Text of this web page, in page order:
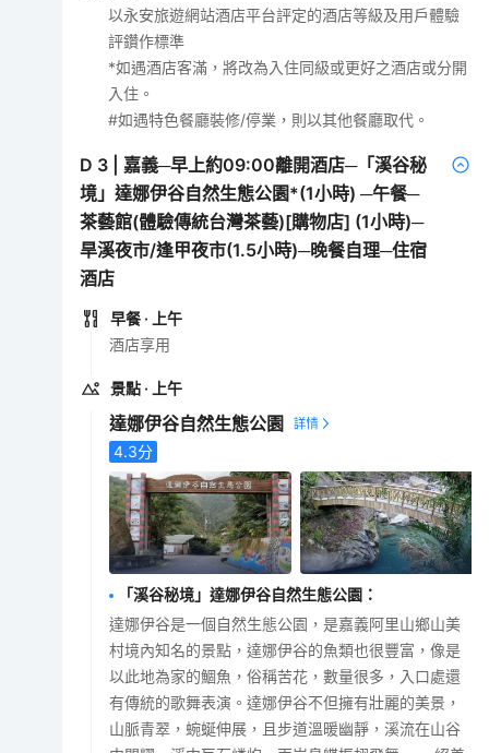
以永安旅遊網站酒店平台評定的酒店等級及用戶體驗
評鑽作標準
*如遇酒店客滿，將改為入住同級或更好之酒店或分開
入住。
#如遇特色餐廳裝修/停業，則以其他餐廳取代。
D 3
嘉義─早上約09:00離開酒店─「溪谷秘
境」達娜伊谷自然生態公園*(1小時) ─午餐─
茶藝館(體驗傳統台灣茶藝)[購物店] (1小時)─
旱溪夜市/逢甲夜市(1.5小時)─晚餐自理─住宿
酒店
早餐 · 上午
酒店享用
景點 · 上午
達娜伊谷自然生態公園
4.3分
「溪谷秘境」達娜伊谷自然生態公園 ：
達娜伊谷是一個自然生態公園，是嘉義阿里山鄉山美
村境內知名的景點，達娜伊谷的魚類也很豐富，像是
以此地為家的鯝魚，俗稱苦花，數量很多，入口處還
有傳統的歌舞表演。達娜伊谷不但擁有壯麗的美景，
山脈青翠，蜿蜒伸展，且步道溫暖幽靜，溪流在山谷